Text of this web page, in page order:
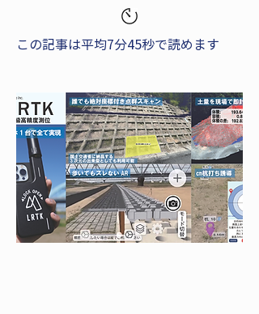
この記事は平均7分45秒で読めます